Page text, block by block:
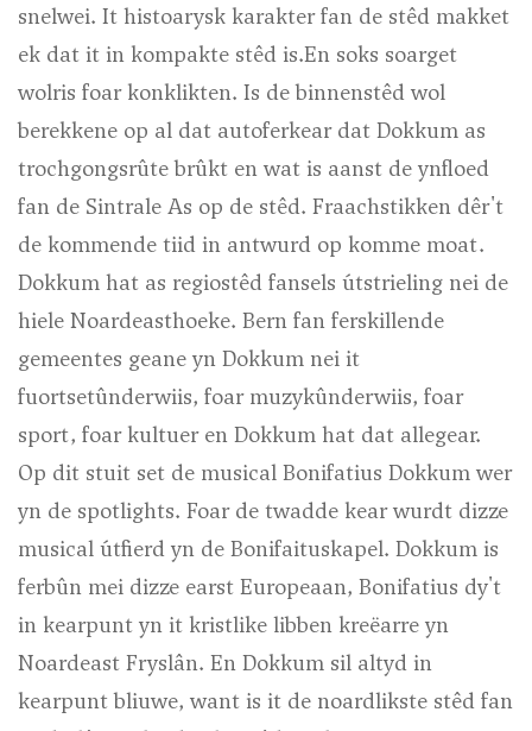
snelwei. It histoarysk karakter fan de stêd makket
ek dat it in kompakte stêd is.En soks soarget
wolris foar konklikten. Is de binnenstêd wol
berekkene op al dat autoferkear dat Dokkum as
trochgongsrûte brûkt en wat is aanst de ynfloed
fan de Sintrale As op de stêd. Fraachstikken dêr't
de kommende tiid in antwurd op komme moat.
Dokkum hat as regiostêd fansels útstrieling nei de
hiele Noardeasthoeke. Bern fan ferskillende
gemeentes geane yn Dokkum nei it
fuortsetûnderwiis, foar muzykûnderwiis, foar
sport, foar kultuer en Dokkum hat dat allegear.
Op dit stuit set de musical Bonifatius Dokkum wer
yn de spotlights. Foar de twadde kear wurdt dizze
musical útfierd yn de Bonifaituskapel. Dokkum is
ferbûn mei dizze earst Europeaan, Bonifatius dy't
in kearpunt yn it kristlike libben kreëarre yn
Noardeast Fryslân. En Dokkum sil altyd in
kearpunt bliuwe, want is it de noardlikste stêd fan